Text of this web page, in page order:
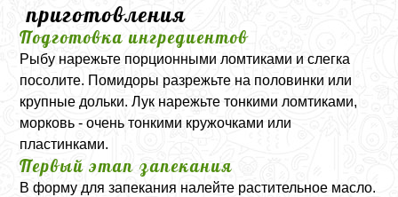
приготовления
Подготовка ингредиентов
Рыбу нарежьте порционными ломтиками и слегка
посолите. Помидоры разрежьте на половинки или
крупные дольки. Лук нарежьте тонкими ломтиками,
морковь - очень тонкими кружочками или
пластинками.
Первый этап запекания
В форму для запекания налейте растительное масло.